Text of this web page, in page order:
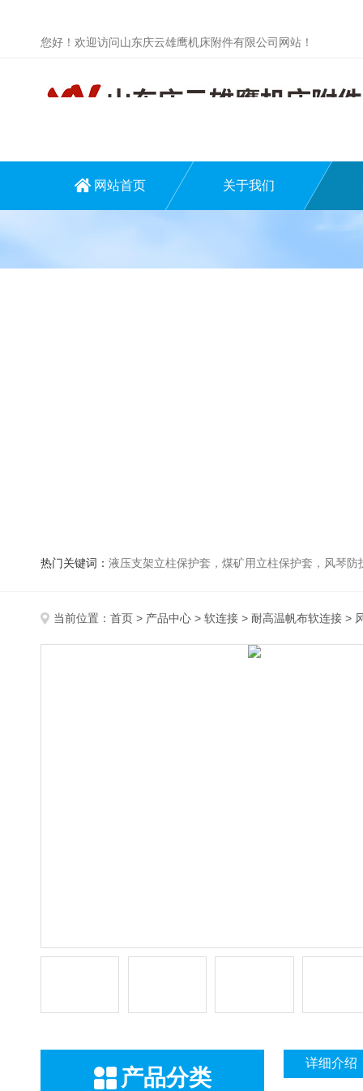
您好！欢迎访问山东庆云雄鹰机床附件有限公司网站！
网站首页 关于我们
热门关键词： 液压支架立柱保护套，煤矿用立柱保护套，风琴
当前位置： 首页 > 产品中心 > 软连接 > 耐高温帆布软连接 >
产品分类
详细介绍